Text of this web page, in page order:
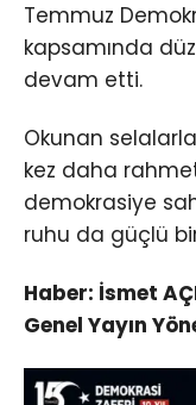
Temmuz
kapsamında
devam etti.
Okunan
kez daha
demokrasiye
ruhu da güçlü
Haber: İsmet
Genel Yayın